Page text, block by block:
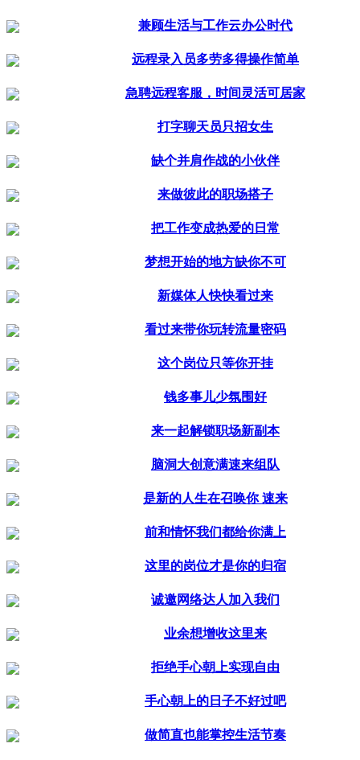
兼顾生活与工作云办公时代
远程录入员多劳多得操作简单
急聘远程客服，时间灵活可居家
打字聊天员只招女生
缺个并肩作战的小伙伴
来做彼此的职场搭子
把工作变成热爱的日常
梦想开始的地方缺你不可
新媒体人快快看过来
看过来带你玩转流量密码
这个岗位只等你开挂
钱多事儿少氛围好
来一起解锁职场新副本
脑洞大创意满速来组队
是新的人生在召唤你 速来
前和情怀我们都给你满上
这里的岗位才是你的归宿
诚邀网络达人加入我们
业余想增收这里来
拒绝手心朝上实现自由
手心朝上的日子不好过吧
做简直也能掌控生活节奏